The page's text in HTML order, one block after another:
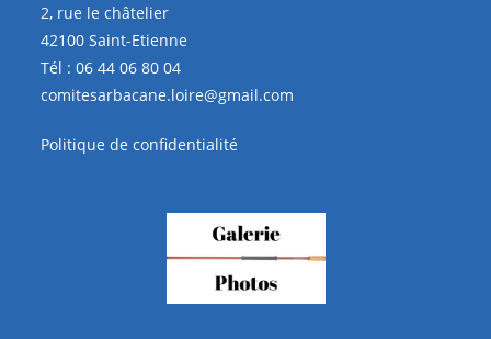
2, rue le châtelier
42100 Saint-Etienne
Tél :06 44 06 80 04
comitesarbacane.loire@gmail.com
Politique de confidentialité